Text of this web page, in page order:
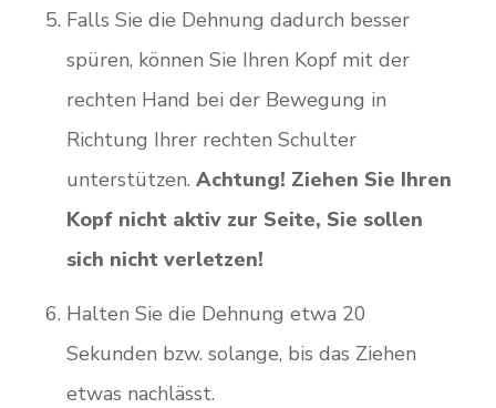
Falls Sie die Dehnung dadurch besser
spüren, können Sie Ihren Kopf mit der
rechten Hand bei der Bewegung in
Richtung Ihrer rechten Schulter
unterstützen. Achtung! Ziehen Sie Ihren
Kopf nicht aktiv zur Seite, Sie sollen
sich nicht verletzen!
Halten Sie die Dehnung etwa 20
Sekunden bzw. solange, bis das Ziehen
etwas nachlässt.